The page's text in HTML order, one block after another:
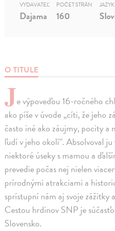
O TITULE
Je výpoveďou 16-ročného
ako píše v úvode „cíti, že jeho
často iné ako záujmy, pocity a
ľudí v jeho okolí“. Absolvoval
niektoré úseky s mamou a
prevedie počas nej nielen
prírodnými atrakciami a
sprístupní nám aj svoje zážitky
Cestou hrdinov SNP je
Slovensko.
VYDAVATEĽ
Dajama
POČET STRÁN
160
JAZYK